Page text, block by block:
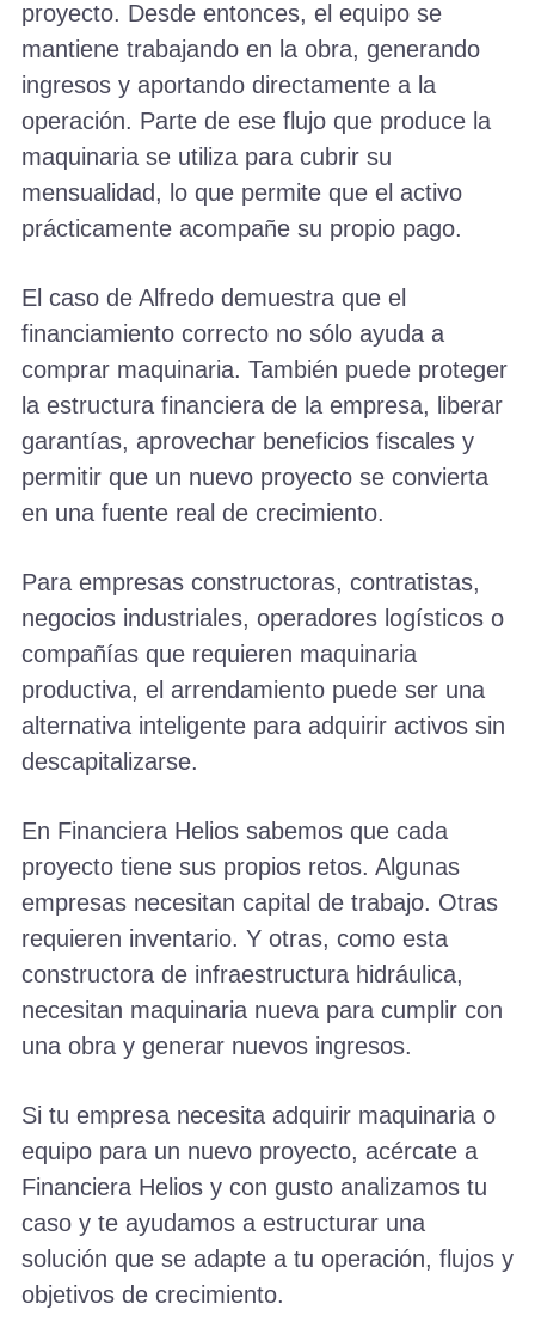
proyecto. Desde entonces, el equipo se
mantiene trabajando en la obra, generando
ingresos y aportando directamente a la
operación. Parte de ese flujo que produce la
maquinaria se utiliza para cubrir su
mensualidad, lo que permite que el activo
prácticamente acompañe su propio pago.
El caso de Alfredo demuestra que el
financiamiento correcto no sólo ayuda a
comprar maquinaria. También puede proteger
la estructura financiera de la empresa, liberar
garantías, aprovechar beneficios fiscales y
permitir que un nuevo proyecto se convierta
en una fuente real de crecimiento.
Para empresas constructoras, contratistas,
negocios industriales, operadores logísticos o
compañías que requieren maquinaria
productiva, el arrendamiento puede ser una
alternativa inteligente para adquirir activos sin
descapitalizarse.
En Financiera Helios sabemos que cada
proyecto tiene sus propios retos. Algunas
empresas necesitan capital de trabajo. Otras
requieren inventario. Y otras, como esta
constructora de infraestructura hidráulica,
necesitan maquinaria nueva para cumplir con
una obra y generar nuevos ingresos.
Si tu empresa necesita adquirir maquinaria o
equipo para un nuevo proyecto, acércate a
Financiera Helios y con gusto analizamos tu
caso y te ayudamos a estructurar una
solución que se adapte a tu operación, flujos y
objetivos de crecimiento.